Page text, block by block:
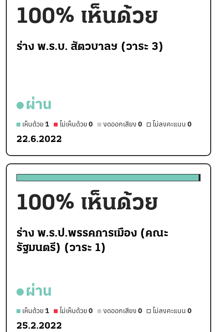
100% เห็นด้วย
ร่าง พ.ร.บ. สัตวบาลฯ (วาระ 3)
ผ่าน
เห็นด้วย 1 ไม่เห็นด้วย 0 งดออกเสียง 0 ไม่ลงคะแนน 0
22.6.2022
100% เห็นด้วย
ร่าง พ.ร.ป.พรรคการเมือง (คณะ
รัฐมนตรี) (วาระ 1)
ผ่าน
เห็นด้วย 1 ไม่เห็นด้วย 0 งดออกเสียง 0 ไม่ลงคะแนน 0
25.2.2022